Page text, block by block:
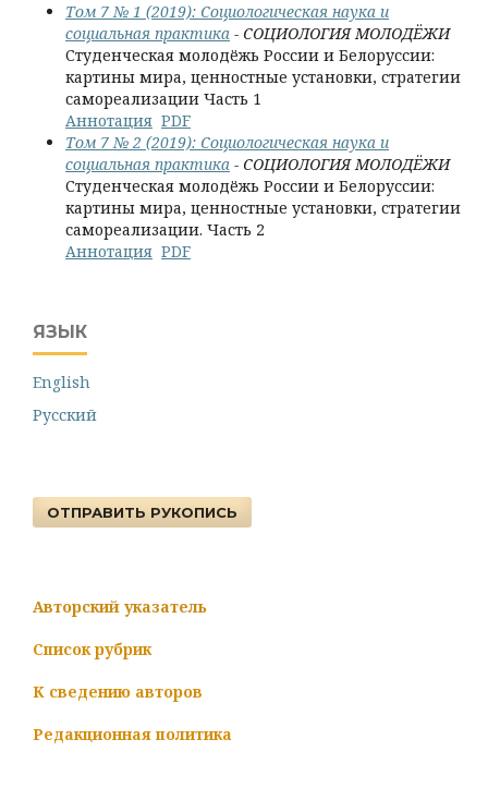
Том 7 № 1 (2019): Социологическая наука и
социальная практика - СОЦИОЛОГИЯ МОЛОДЁЖИ
Студенческая молодёжь России и Белоруссии:
картины мира, ценностные установки, стратегии
самореализации Часть 1
Аннотация PDF
Том 7 № 2 (2019): Социологическая наука и
социальная практика - СОЦИОЛОГИЯ МОЛОДЁЖИ
Студенческая молодёжь России и Белоруссии:
картины мира, ценностные установки, стратегии
самореализации. Часть 2
Аннотация PDF
ЯЗЫК
English
Русский
ОТПРАВИТЬ РУКОПИСЬ
Авторский указатель
Список рубрик
К сведению авторов
Редакционная политика